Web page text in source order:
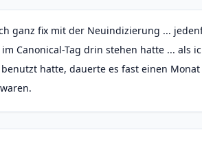
ganz fix mit der Neuindizierung ...
Canonical-Tag drin stehen hatte ... als
benutzt hatte, dauerte es fast einen